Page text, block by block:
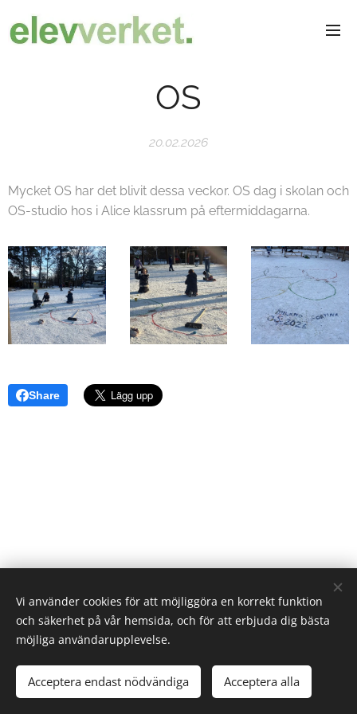
OS
20.02.2026
Mycket OS har det blivit dessa veckor. OS dag i skolan och
OS-studio hos i Alice klassrum på eftermiddagarna.
Share
Cookies
Vi använder cookies för att möjliggöra en korrekt funktion
och säkerhet på vår hemsida, och för att erbjuda dig bästa
möjliga användarupplevelse.
Acceptera endast nödvändiga Acceptera alla